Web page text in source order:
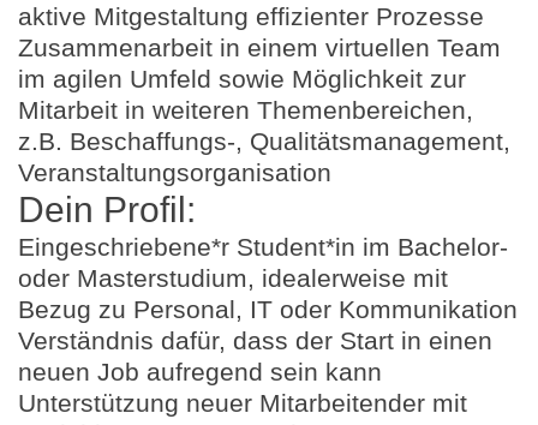
aktive Mitgestaltung effizienter Prozesse
Zusammenarbeit in einem virtuellen Team
im agilen Umfeld sowie Möglichkeit zur
Mitarbeit in weiteren Themenbereichen,
z.B. Beschaffungs-, Qualitätsmanagement,
Veranstaltungsorganisation​
Dein Profil:
Eingeschriebene*r Student*in im Bachelor-
oder Masterstudium, idealerweise mit
Bezug zu Personal, IT oder Kommunikation
Verständnis dafür, dass der Start in einen
neuen Job aufregend sein kann
Unterstützung neuer Mitarbeitender mit